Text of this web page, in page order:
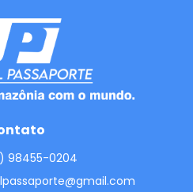
98455-0204